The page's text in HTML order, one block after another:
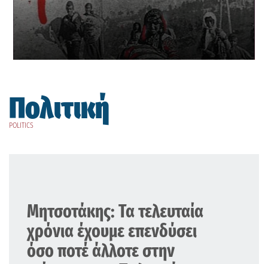
Πολιτική
POLITICS
Μητσοτάκης: Τα τελευταία
χρόνια έχουμε επενδύσει
όσο ποτέ άλλοτε στην